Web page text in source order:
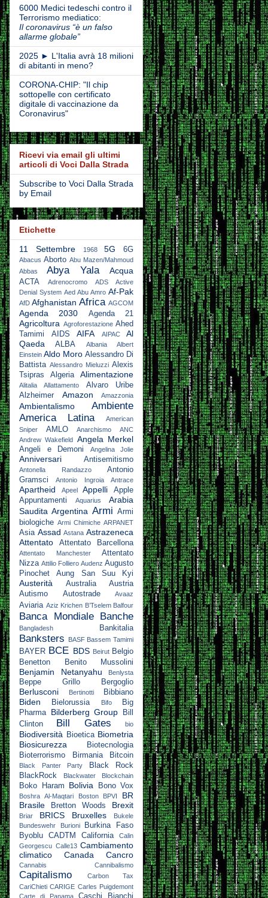
6000 Medici tedeschi contro il
Terrorismo mediatico:
Il coronavirus “è un falso
allarme globale”
2025 ► L'Italia avrà 18 milioni
di abitanti in meno?
CORONA-CHIP: "Il chip
sottopelle con certificato
digitale di vaccinazione da
Coronavirus"
Ricevi via email gli ultimi
articoli di Voci Dalla Strada
Subscribe to Voci Dalla Strada
by Email
Etichette
11 Settembre
1968 5G 6G
Abacus Aborto Abu Mazen/Mahmoud
Abbas
Abya Yala Acqua
ACTA Adrenocromo
ADS Active
Denial System Aed Abu Amro Af-Pak
AfD Afghanistan Africa AGCOM
Agenda 2030 Agenda 21
Agricoltura Agroforestazione Ahed
Tamimi
AIDS AIFA AIPAC
Al
Qaeda
ALBA Albania
Albert
Einstein Aldo Moro Alessandro Di
Battista Alessandro Mieluzzi Alexis
Tsipras
Algeria Alimentazione
Alitalia Allattamento
Alvaro Uribe
Alzheimer
Amazon Amazzonia
Ambientalismo
Ambiente
America Latina
American
Sniper
AMLO Anarchismo
ANC
Andrew Wakefield Angela Merkel
Angeli e Demoni Angelina Jolie
Anniversari Antisemitismo
Antonella Randazzo
Antonio
Gramsci
Antonio Ingroia Antrace
Apartheid Apeel Appelli
Apple
Appuntamenti
Aquarius
Arabia
Saudita Argentina Armi Armi
biologiche Armi Chimiche ARPANET
Asia Assad Astana Astrazeneca
Attentato
Attentato Barcellona
Attentato Manchester
Attentato
Nizza Attilio Folliero Audenz Augusto
Pinochet
Aung San Suu Kyi
Austerità Australia
Austria
Autismo
Autostrade Avaaz
Aviaria Aziz Krichen B’Tselem Balfour
Banca Mondiale Banche
Bangladesh Bankitalia
Banksters BASF Bassem Tamimi
BAYER BCE BDS Beirut Belgio
Benetton
Benito Mussolini
Benjamin Netanyahu Benlysta
Beppe Grillo Bergoglio
Berlusconi Bertinotti Bibbiano
Biden Bielorussia Bifo
Big
Pharma
Bilderberg Group
Bill
Clinton
Bill Gates bio
Biodiversità Bioetica Biometria
Biosicurezza
Biotecnologia
Bioterrorismo
Birmania Bitcoin
Black Panter Party
Black Rock
BlackRock
Blackwater Blockchain
Boko Haram Bolivia Bono Vox
Boshra Al-Maqtari Boston BPVI
BR
Brasile
Bretton Woods Brexit
Briar BRICS Bruxelles
Bukele
Bundeswehr
Burioni
Burkina Faso
Byoblu
CADTM California
Calin
Georgescu Calle13 Cambiamento
climatico
Canada Cancro
Cannabis Cannibalismo
Capitalismo
Carbon Tax
CariChieti CARIGE Carles Puigdemont
Carte di Panama
Caschi Bianchi